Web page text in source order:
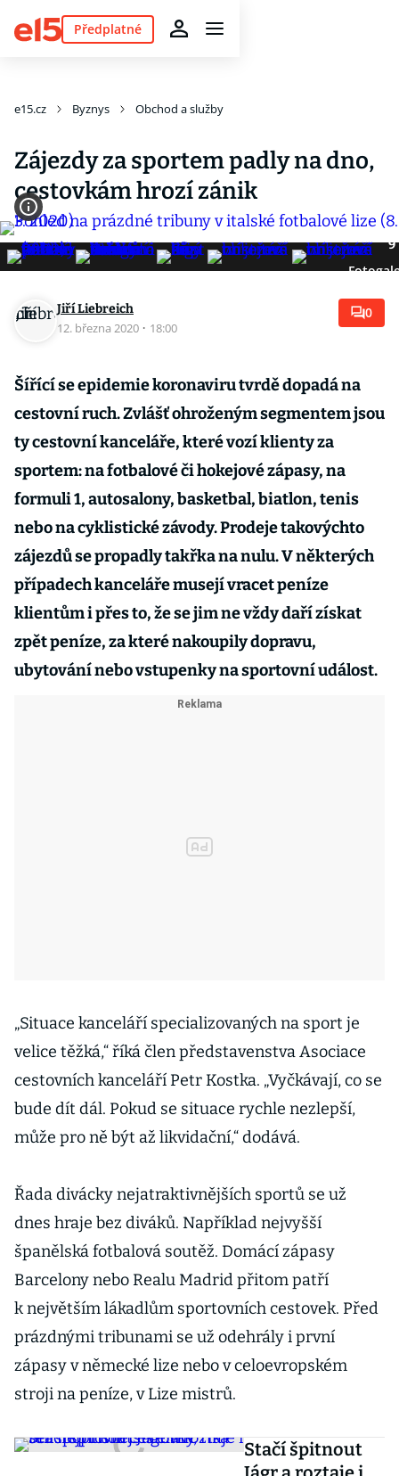
Předplatné
e15.cz Byznys Obchod a služby
Zájezdy za sportem padly na dno,
cestovkám hrozí zánik
9
Jiří Liebreich
12. března 2020 · 18:00
0
Šířící se epidemie koronaviru tvrdě dopadá na
cestovní ruch. Zvlášť ohroženým segmentem jsou
ty cestovní kanceláře, které vozí klienty za
sportem: na fotbalové či hokejové zápasy, na
formuli 1, autosalony, basketbal, biatlon, tenis
nebo na cyklistické závody. Prodeje takovýchto
zájezdů se propadly takřka na nulu. V některých
případech kanceláře musejí vracet peníze
klientům i přes to, že se jim ne vždy daří získat
zpět peníze, za které nakoupily dopravu,
ubytování nebo vstupenky na sportovní událost.
„Situace kanceláří specializovaných na sport je
velice těžká,“ říká člen představenstva Asociace
cestovních kanceláří Petr Kostka. „Vyčkávají, co se
bude dít dál. Pokud se situace rychle nezlepší,
může pro ně být až likvidační,“ dodává.
Řada divácky nejatraktivnějších sportů se už
dnes hraje bez diváků. Například nejvyšší
španělská fotbalová soutěž. Domácí zápasy
Barcelony nebo Realu Madrid přitom patří
k největším lákadlům sportovních cestovek. Před
prázdnými tribunami se už odehrály i první
zápasy v německé lize nebo v celoevropském
stroji na peníze, v Lize mistrů.
Stačí špitnout